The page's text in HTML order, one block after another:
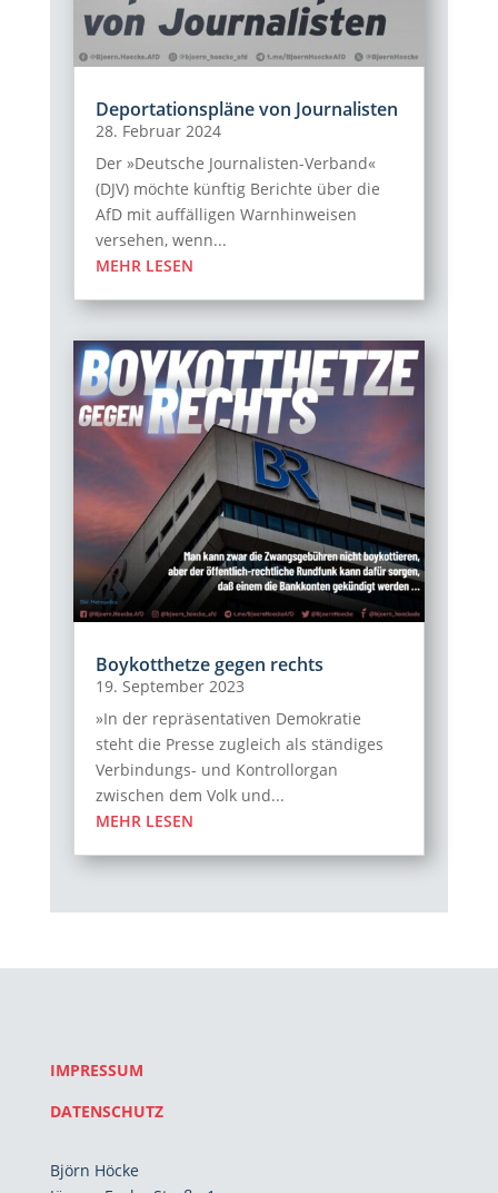
Deportationspläne von Journalisten
28. Februar 2024
Der »Deutsche Journalisten-Verband«
(DJV) möchte künftig Berichte über die
AfD mit auffälligen Warnhinweisen
versehen, wenn...
MEHR LESEN
Boykotthetze gegen rechts
19. September 2023
»In der repräsentativen Demokratie
steht die Presse zugleich als ständiges
Verbindungs- und Kontrollorgan
zwischen dem Volk und...
MEHR LESEN
IMPRESSUM
DATENSCHUTZ
Björn Höcke